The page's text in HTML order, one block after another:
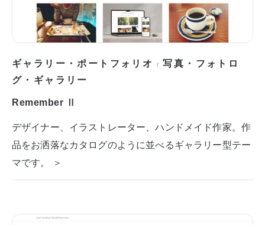
ギャラリー・ポートフォリオ /写真・フォトロ
グ・ギャラリー
Remember Ⅱ
デザイナー、イラストレーター、ハンドメイド作家。作
品をお洒落なカタログのように並べるギャラリー型テー
マです。 ＞